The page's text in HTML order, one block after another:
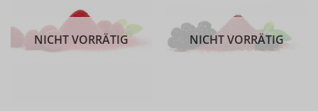
NICHT VORRÄTIG NICHT VORRÄTIG